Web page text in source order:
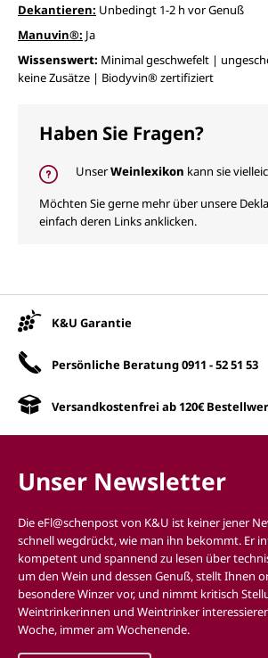
Dekantieren: Unbedingt 1-2 h vor Genuß
Manuvin®: Ja
Wissenswert: Minimal geschwefelt |
keine Zusätze | Biodyvin® zertifiziert
Haben Sie Fragen?
UnserWeinlexikon kann sie
Möchten Sie gerne mehr über unsere
einfach deren Links anklicken.
K&U Garantie
Persönliche Beratung0911 - 52 51 53
Versandkostenfrei ab 120€
Unser Newsletter
Die eFl@schenpost von K&U ist keiner jener
schnell wegdrückt, wie man ihn bekommt. Er
kompetent und spannend zu lesen über
um den Wein und dessen Genuß, stellt Ihnen
besondere Winzer vor, und nimmt kritisch
Weintrinkerinnen und Weintrinker
Woche, immer am Wochenende.